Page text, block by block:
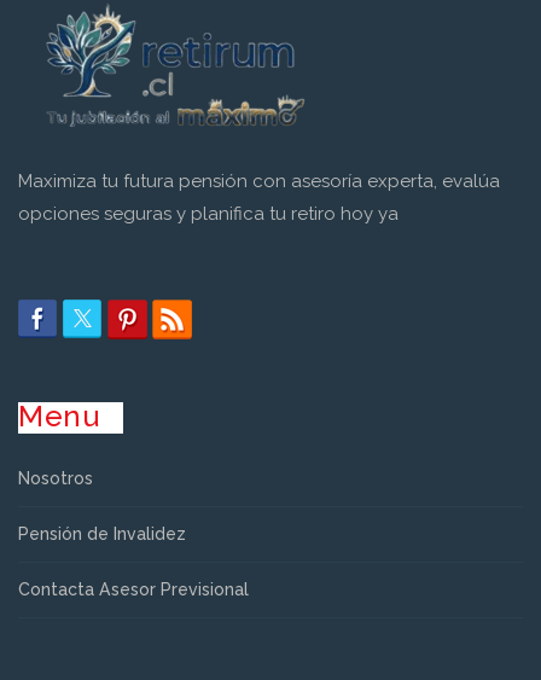
Maximiza tu futura pensión con asesoría experta, evalúa
opciones seguras y planifica tu retiro hoy ya
Menu
Nosotros
Pensión de Invalidez
Contacta Asesor Previsional